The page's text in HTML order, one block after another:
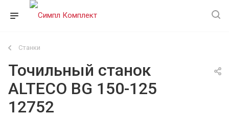
Станки
Точильный станок
ALTECO BG 150-125
12752